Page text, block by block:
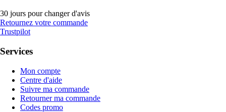
30 jours pour changer d'avis
Retournez votre commande
Trustpilot
Services
Mon compte
Centre d'aide
Suivre ma commande
Retourner ma commande
Codes promo